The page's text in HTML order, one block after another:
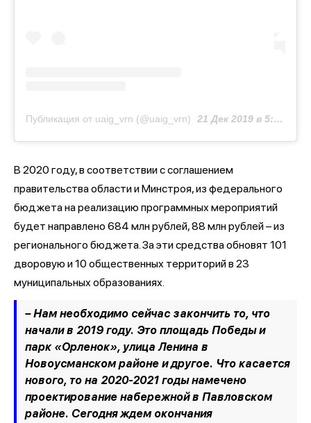
Публикация от uaig_vrn (@uaig_vrn) 21 Дек 2019 в 5:07 PST
В 2020 году, в соответствии с соглашением
правительства области и Минстроя, из федерального
бюджета на реализацию программных мероприятий
будет направлено 684 млн рублей, 88 млн рублей – из
регионального бюджета. За эти средства обновят 101
дворовую и 10 общественных территорий в 23
муниципальных образованиях.
– Нам необходимо сейчас закончить то, что
начали в 2019 году. Это площадь Победы и
парк «Орленок», улица Ленина в
Новоусманском районе и другое. Что касается
нового, то на 2020-2021 годы намечено
проектирование набережной в Павловском
районе. Сегодня ждем окончания